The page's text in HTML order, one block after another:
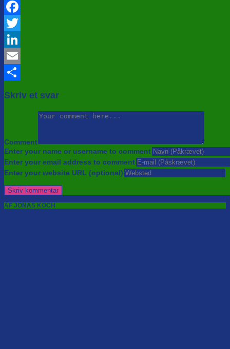
Facebook
Twitter
LinkedIn
Email
Skriv et svar
Comment
Enter your name or username to comment
Enter your email address to comment
Enter your website URL (optional)
AF JONAS KOCH